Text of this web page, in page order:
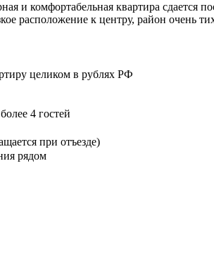
и комфортабельная квартира сдается
расположение к центру, район очень
целиком в рублях РФ
4 гостей
при отъезде)
рядом